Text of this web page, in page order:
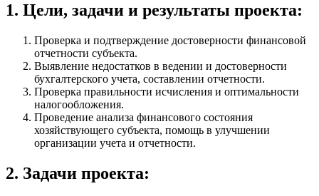
1. Цели, задачи и результаты проекта:
Проверка и подтверждение достоверности финансовой
отчетности субъекта.
Выявление недостатков в ведении и достоверности
бухгалтерского учета, составлении отчетности.
Проверка правильности исчисления и оптимальности
налогообложения.
Проведение анализа финансового состояния
хозяйствующего субъекта, помощь в улучшении
организации учета и отчетности.
2. Задачи проекта: